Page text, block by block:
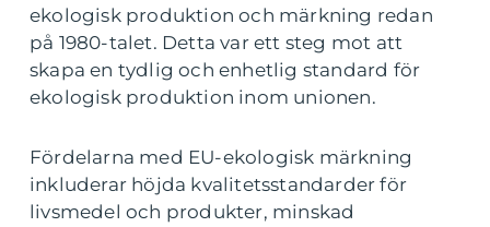
ekologisk produktion och märkning redan
på 1980-talet. Detta var ett steg mot att
skapa en tydlig och enhetlig standard för
ekologisk produktion inom unionen.
Fördelarna med EU-ekologisk märkning
inkluderar höjda kvalitetsstandarder för
livsmedel och produkter, minskad